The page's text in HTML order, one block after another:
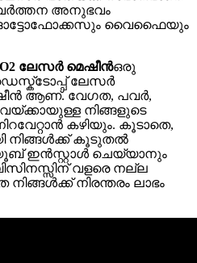
അനുഭവം
ഓട്ടോഫോക്കസും വൈഫൈയും
ലേസർ മെഷീൻഒരു
ലേസർ
ആണ്. വേഗത, പവർ,
നിങ്ങളുടെ
കഴിയും. കൂടാതെ,
നിങ്ങൾക്ക് കൂടുതൽ
ഇൻസ്റ്റാൾ ചെയ്യാനും
വളരെ നല്ല
നിരന്തരം ലാഭം